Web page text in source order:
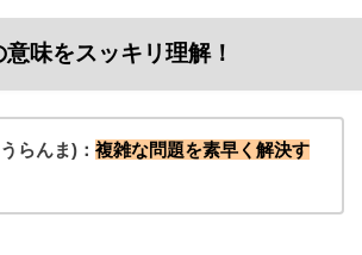
意味をスッキリ理解！
らんま)： 複雑な問題を素早く解決す